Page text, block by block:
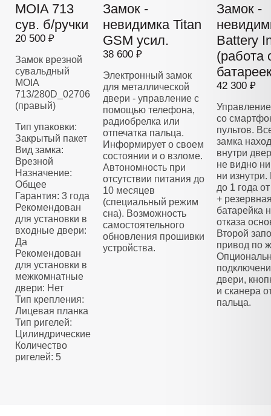
MOIA 713
сув. б/ручки
20 500 ₽
Замок врезной
сувальдный
MOIA
713/280D_02706
(правый)
Тип упаковки:
Закрытый пакет
Вид замка:
Врезной
Назначение:
Общее
Гарантия: 3 года
Рекомендован
для установки в
входные двери:
Да
Рекомендован
для установки в
межкомнатные
двери: Нет
Тип крепления:
Лицевая планка
Тип ригелей:
Цилиндрические
Количество
ригелей: 5
Замок -
невидимка Titan
GSM усил.
38 600 ₽
Электронный замок
для металлической
двери - управление с
помощью телефона,
радиобрелка или
отпечатка пальца.
Информирует о своем
состоянии и о взломе.
Автономность при
отсутствии питания до
10 месяцев
(специальный режим
сна). Возможность
самостоятельного
обновления прошивки
устройства.
Замок -
Battery
(работа
42 300 ₽
со
пультов.
замка
внутри
не видно
ни изнутри.
до 1 года
+
батарейка
отказа
Второй
привод по
двери,
и сканера
пальца.